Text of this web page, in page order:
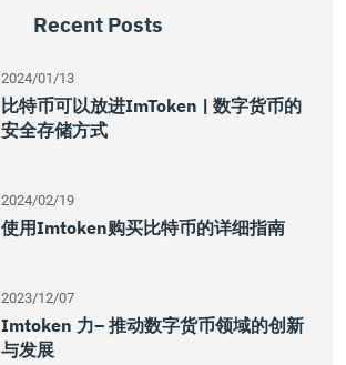
Recent Posts
2024/01/13
比特币可以放进imToken | 数字货币的
安全存储方式
2024/02/19
使用imtoken购买比特币的详细指南
2023/12/07
Imtoken 力– 推动数字货币领域的创新
与发展